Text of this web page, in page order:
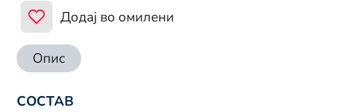
Додај во омилени
Опис
СОСТАВ